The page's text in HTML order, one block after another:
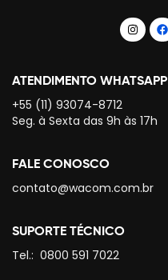
ATENDIMENTO WHATSAPP
+55 (11) 93074-8712
Seg. à Sexta das 9h às 17h
FALE CONOSCO
contato@wacom.com.br
SUPORTE TÉCNICO
Tel.: 0800 591 7022